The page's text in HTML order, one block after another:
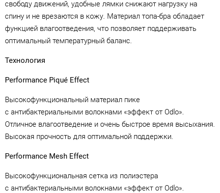
свободу движений, удобные лямки снижают нагрузку на
спину и не врезаются в кожу. Материал топа-бра обладает
функцией влагоотведения, что позволяет поддерживать
оптимальный температурный баланс.
Технология
Performance Piqué Effect
Высокофункциональный материал пике
с антибактериальными волокнами «эффект от Odlo».
Отличное влагоотведение и очень быстрое время высыхания.
Высокая прочность для оптимальной поддержки.
Performance Mesh Effect
Высокофункциональная сетка из полиэстера
с антибактериальными волокнами «эффект от Odlo».